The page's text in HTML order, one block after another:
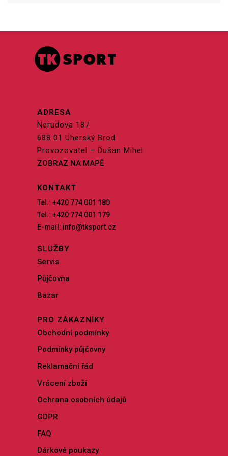
ADRESA
Nerudova 187
688 01 Uherský Brod
Provozovatel – Dušan Mihel
ZOBRAZ NA MAPĚ
KONTAKT
Tel.: +420 774 001 180
Tel.: +420 774 001 179
E-mail: info@tksport.cz
SLUŽBY
Servis
Půjčovna
Bazar
PRO ZÁKAZNÍKY
Obchodní podmínky
Podmínky půjčovny
Reklamační řád
Vrácení zboží
Ochrana osobních údajů
GDPR
FAQ
Dárkové poukazy